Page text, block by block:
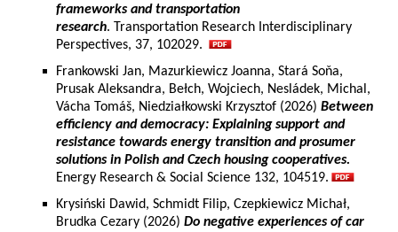
frameworks and transportation
research. Transportation Research Interdisciplinary
Perspectives, 37, 102029.
Frankowski Jan, Mazurkiewicz Joanna, Stará Soňa,
Prusak Aleksandra, Bełch, Wojciech, Nesládek, Michal,
Vácha Tomáš, Niedziałkowski Krzysztof (2026) Between
efficiency and democracy: Explaining support and
resistance towards energy transition and prosumer
solutions in Polish and Czech housing cooperatives.
Energy Research & Social Science 132, 104519.
Krysiński Dawid, Schmidt Filip, Czepkiewicz Michał,
Brudka Cezary (2026) Do negative experiences of car